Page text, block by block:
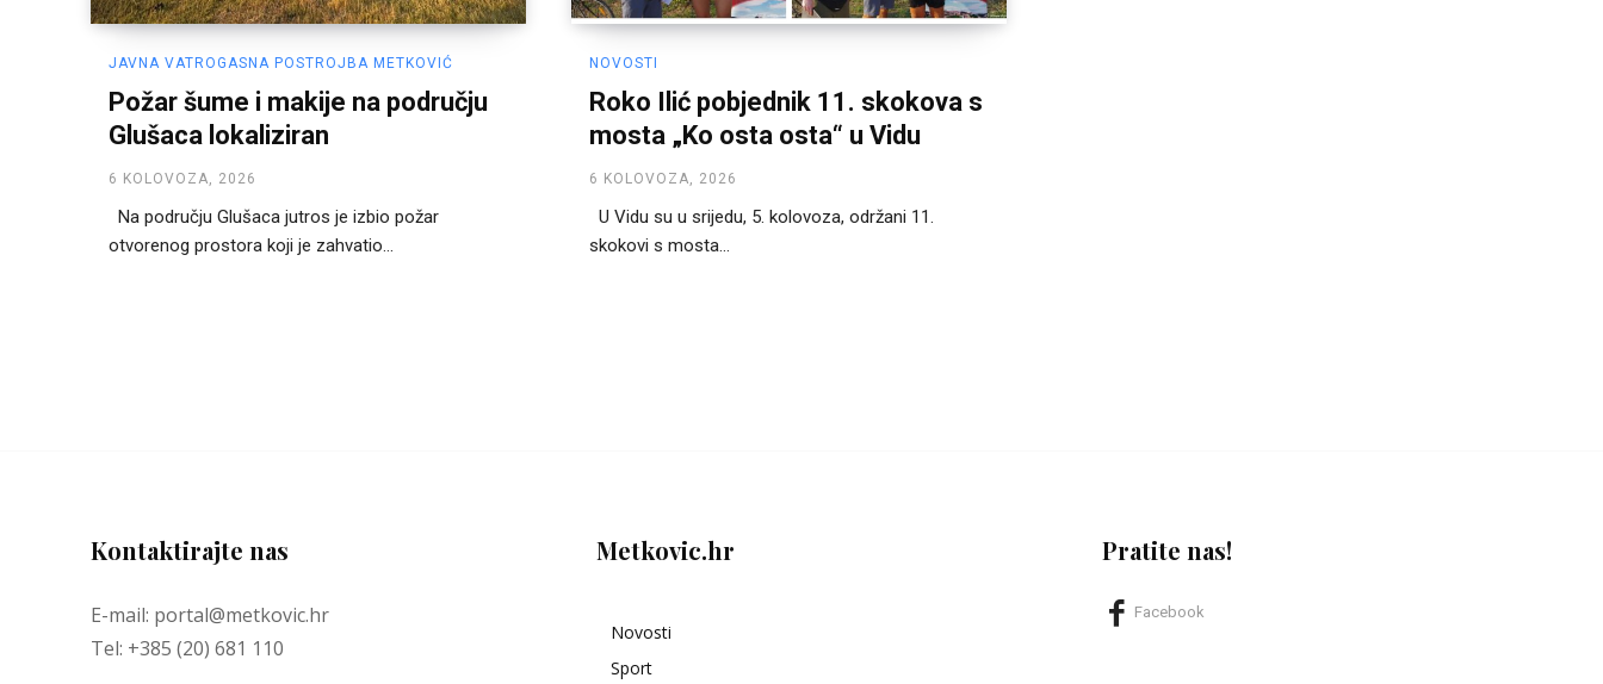
JAVNA VATROGASNA POSTROJBA METKOVIĆ
Požar šume i makije na području
Glušaca lokaliziran
6 KOLOVOZA, 2026
Na području Glušaca jutros je izbio požar
otvorenog prostora koji je zahvatio...
NOVOSTI
Roko Ilić pobjednik 11. skokova s
mosta „Ko osta osta“ u Vidu
6 KOLOVOZA, 2026
U Vidu su u srijedu, 5. kolovoza, održani 11.
skokovi s mosta...
Kontaktirajte nas
E-mail: portal@metkovic.hr
Tel: +385 (20) 681 110
Metkovic.hr
Novosti
Sport
Pratite nas!
Facebook